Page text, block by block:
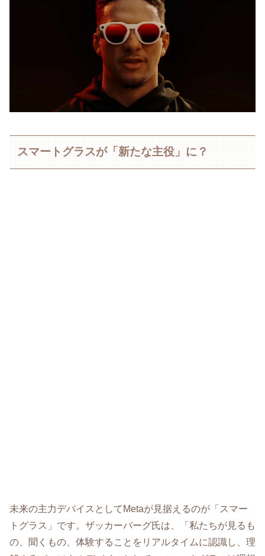
スマートグラスが「新たな主役」に？
未来の主力デバイスとしてMetaが見据えるのが「スマー
トグラス」です。ザッカーバーグ氏は、「私たちが見るも
の、聞くもの、体験することをリアルタイムに認識し、理